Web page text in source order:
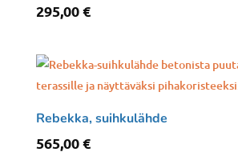
295,00€
Rebekka, suihkulähde
565,00€